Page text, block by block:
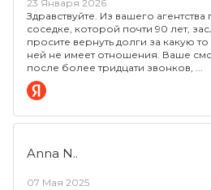
23 Января 2026
Здравствуйте. Из вашего
соседке, которой почти 90 лет,
просите вернуть долги за какую
ней не имеет отношения. Ваше
после более тридцати звонков,
Anna N..
07 Мая 2025